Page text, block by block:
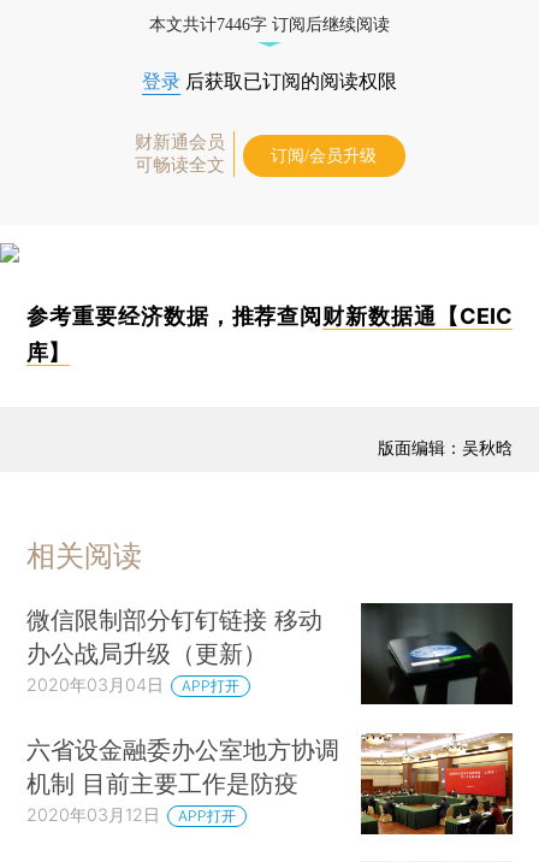
本文共计7446字 订阅后继续阅读
登录 后获取已订阅的阅读权限
财新通会员
可畅读全文
订阅/会员升级
参考重要经济数据，推荐查阅财新数据通【CEIC
库】
版面编辑：吴秋晗
相关阅读
微信限制部分钉钉链接 移动
办公战局升级（更新）
2020年03月04日 APP打开
六省设金融委办公室地方协调
机制 目前主要工作是防疫
2020年03月12日 APP打开